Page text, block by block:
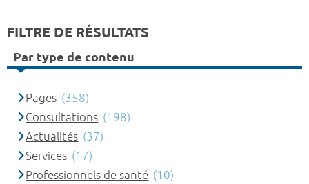
FILTRE DE RÉSULTATS
Par type de contenu
Pages (358)
Consultations (198)
Actualités (37)
Services (17)
Professionnels de santé (10)